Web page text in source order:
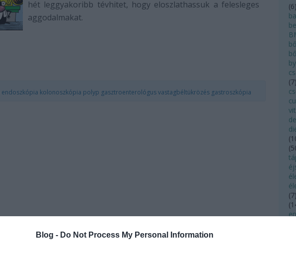
Blog - Do Not Process My Personal Information
hét leggyakoribb tévhitet, hogy eloszlathassuk a felesleges
aggodalmakat.
endoszkópia kolonoszkópia polyp gasztroenterológusvastagbéltükrözés gastroszkópia
(6)
(7)
(
(
(7)
(